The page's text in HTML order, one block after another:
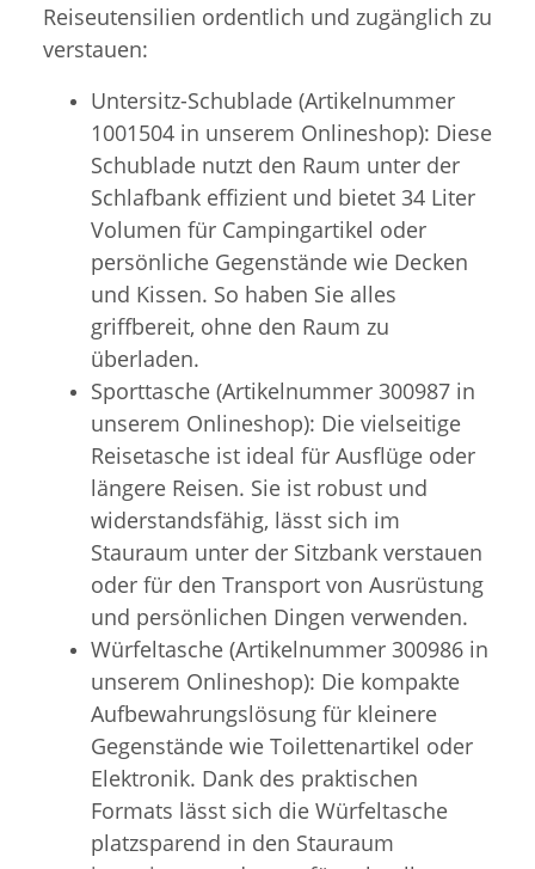
Reiseutensilien ordentlich und zugänglich zu
verstauen:
Untersitz-Schublade (Artikelnummer
1001504 in unserem Onlineshop): Diese
Schublade nutzt den Raum unter der
Schlafbank effizient und bietet 34 Liter
Volumen für Campingartikel oder
persönliche Gegenstände wie Decken
und Kissen. So haben Sie alles
griffbereit, ohne den Raum zu
überladen.
Sporttasche (Artikelnummer 300987 in
unserem Onlineshop): Die vielseitige
Reisetasche ist ideal für Ausflüge oder
längere Reisen. Sie ist robust und
widerstandsfähig, lässt sich im
Stauraum unter der Sitzbank verstauen
oder für den Transport von Ausrüstung
und persönlichen Dingen verwenden.
Würfeltasche (Artikelnummer 300986 in
unserem Onlineshop): Die kompakte
Aufbewahrungslösung für kleinere
Gegenstände wie Toilettenartikel oder
Elektronik. Dank des praktischen
Formats lässt sich die Würfeltasche
platzsparend in den Stauraum